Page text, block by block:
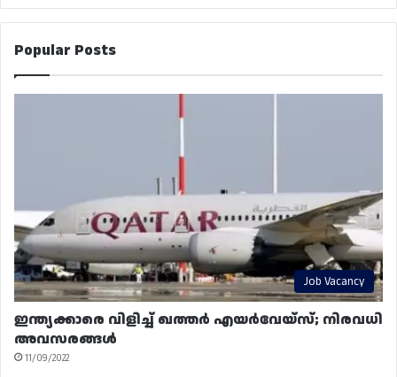
Popular Posts
Job Vacancy
ഇന്ത്യക്കാരെ വിളിച്ച് ഖത്തർ എയർവേയ്‌സ്; നിരവധി
അവസരങ്ങൾ
11/09/2022